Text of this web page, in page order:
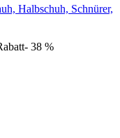
Halbschuh, Schnürer,
- 38 %